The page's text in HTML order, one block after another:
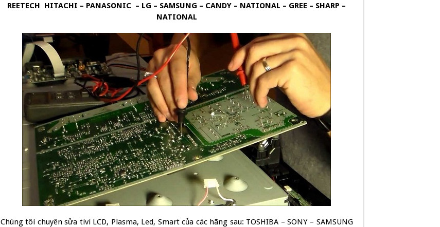
REETECH HITACHI – PANASONIC – LG – SAMSUNG – CANDY – NATIONAL – GREE – SHARP –
NATIONAL
Chúng tôi chuyên sửa tivi LCD, Plasma, Led, Smart của các hãng sau: TOSHIBA – SONY – SAMSUNG